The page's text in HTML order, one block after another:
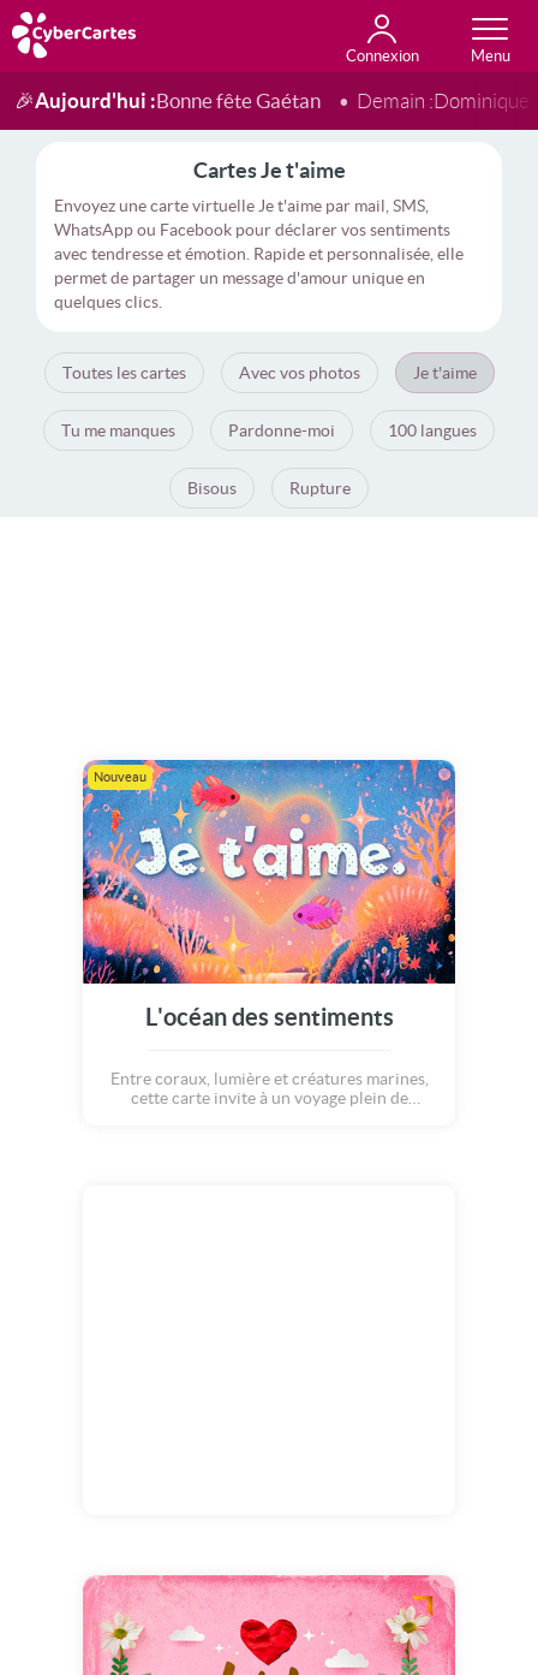
Connexion
Anniversaire
Fête du jour
Amour
Amitié
Merci
Toutes les cartes
🎉Aujourd'hui :Bonne fête Gaétan Demain :Dominique
Cartes Je t'aime
Envoyez une carte virtuelle Je t'aime par mail, SMS,
WhatsApp ou Facebook pour déclarer vos sentiments
avec tendresse et émotion. Rapide et personnalisée, elle
permet de partager un message d'amour unique en
quelques clics.
Toutes les cartes Avec vos photos Je t'aime
Tu me manques Pardonne-moi 100 langues
Bisous Rupture
Nouveau
L'océan des sentiments
Entre coraux, lumière et créatures marines,
cette carte invite à un voyage plein de